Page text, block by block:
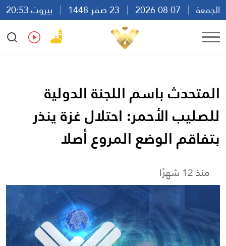
الجمعة
بيروت 20:53
Ar
En Fr Es
المتحدث باسم اللجنة الدولية
للصليب الأحمر: احتلال غزة ينذر
بتفاقم الوضع المروع أصلا
منذ 12 شهرًا